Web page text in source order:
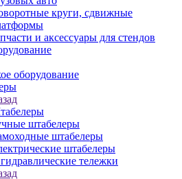
круги, сдвижные
и аксессуары для стендов
оборудование
штабелеры
штабелеры
штабелеры
тележки